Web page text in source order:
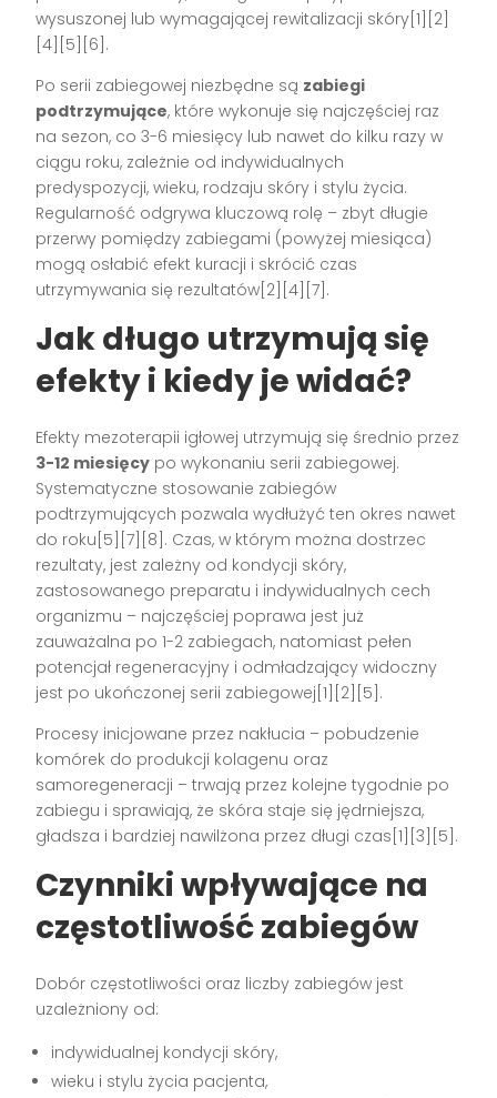
wysuszonej lub wymagającej rewitalizacji skóry[1][2]
[4][5][6].
Po serii zabiegowej niezbędne są zabiegi
podtrzymujące, które wykonuje się najczęściej raz
na sezon, co 3-6 miesięcy lub nawet do kilku razy w
ciągu roku, zależnie od indywidualnych
predyspozycji, wieku, rodzaju skóry i stylu życia.
Regularność odgrywa kluczową rolę – zbyt długie
przerwy pomiędzy zabiegami (powyżej miesiąca)
mogą osłabić efekt kuracji i skrócić czas
utrzymywania się rezultatów[2][4][7].
Jak długo utrzymują się
efekty i kiedy je widać?
Efekty mezoterapii igłowej utrzymują się średnio przez
3-12 miesięcy po wykonaniu serii zabiegowej.
Systematyczne stosowanie zabiegów
podtrzymujących pozwala wydłużyć ten okres nawet
do roku[5][7][8]. Czas, w którym można dostrzec
rezultaty, jest zależny od kondycji skóry,
zastosowanego preparatu i indywidualnych cech
organizmu – najczęściej poprawa jest już
zauważalna po 1-2 zabiegach, natomiast pełen
potencjał regeneracyjny i odmładzający widoczny
jest po ukończonej serii zabiegowej[1][2][5].
Procesy inicjowane przez nakłucia – pobudzenie
komórek do produkcji kolagenu oraz
samoregeneracji – trwają przez kolejne tygodnie po
zabiegu i sprawiają, że skóra staje się jędrniejsza,
gładsza i bardziej nawilżona przez długi czas[1][3][5].
Czynniki wpływające na
częstotliwość zabiegów
Dobór częstotliwości oraz liczby zabiegów jest
uzależniony od:
indywidualnej kondycji skóry,
wieku i stylu życia pacjenta,